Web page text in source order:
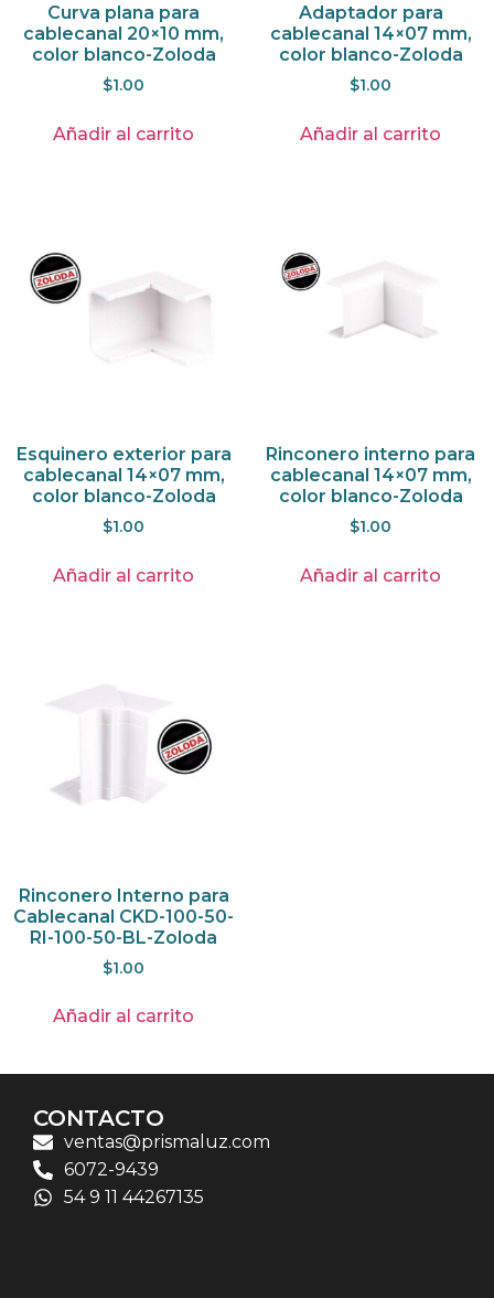
Curva plana para
cablecanal 20×10 mm,
color blanco-Zoloda
$1.00
Añadir al carrito
Adaptador para
cablecanal 14×07 mm,
color blanco-Zoloda
$1.00
Añadir al carrito
Esquinero exterior para
cablecanal 14×07 mm,
color blanco-Zoloda
$1.00
Añadir al carrito
Rinconero interno para
cablecanal 14×07 mm,
color blanco-Zoloda
$1.00
Añadir al carrito
Rinconero Interno para
Cablecanal CKD-100-50-
RI-100-50-BL-Zoloda
$1.00
Añadir al carrito
CONTACTO
ventas@prismaluz.com
6072-9439
54 9 11 44267135